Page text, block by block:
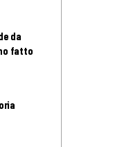
da
fatto